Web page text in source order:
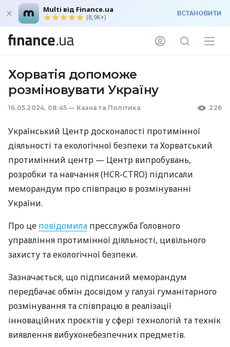
Multi від Finance.ua
(8,9K+) ВСТАНОВИТИ
Хорватія допоможе
розміновувати Україну
16.05.2024, 08:45 — Казна та Політика 226
Український Центр досконалості протимінної
діяльності та екологічної безпеки та Хорватський
протимінний центр — Центр випробувань,
розробки та навчання (HCR-CTRO) підписали
меморандум про співпрацю в розмінуванні
України.
Про це повідомила пресслужба Головного
управління протимінної діяльності, цивільного
захисту та екологічної безпеки.
Зазначається, що підписаний меморандум
передбачає обмін досвідом у галузі гуманітарного
розмінування та співпрацю в реалізації
інноваційних проєктів у сфері технологій та технік
виявлення вибухонебезпечних предметів.